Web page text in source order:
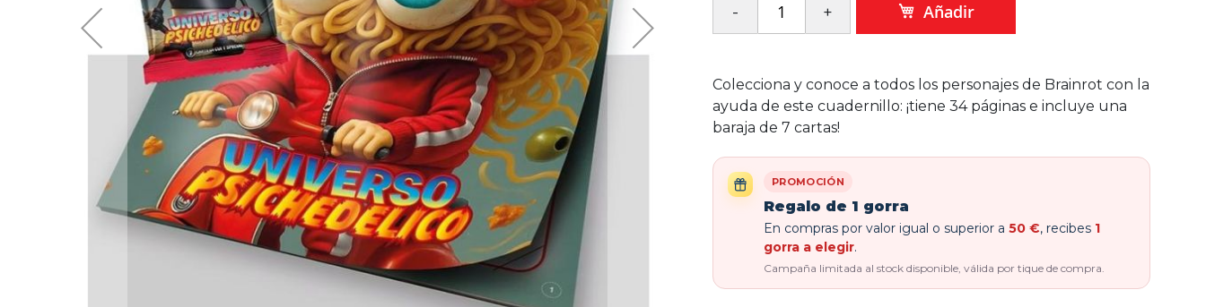
Añadir
Colecciona y conoce a todos los personajes de Brainrot con la
ayuda de este cuadernillo: ¡tiene 34 páginas e incluye una
baraja de 7 cartas!
PROMOCIÓN
Regalo de 1 gorra
En compras por valor igual o superior a 50 €, recibes 1
gorra a elegir.
Campaña limitada al stock disponible, válida por tique de compra.